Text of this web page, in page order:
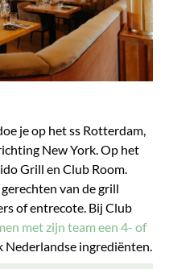
je op het ss Rotterdam,
New York. Op het
Grill en Club Room.
van de grill
of entrecote. Bij Club
met zijn team een 4- of
Nederlandse ingrediënten.